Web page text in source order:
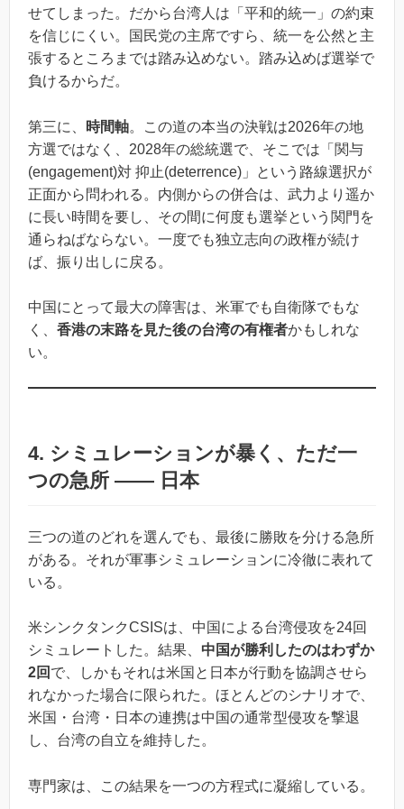
せてしまった。だから台湾人は「平和的統一」の約束
を信じにくい。国民党の主席ですら、統一を公然と主
張するところまでは踏み込めない。踏み込めば選挙で
負けるからだ。
第三に、 時間軸。この道の本当の決戦は2026年の地
方選ではなく、2028年の総統選で、そこでは「関与
(engagement)対 抑止(deterrence)」という路線選択が
正面から問われる。内側からの併合は、武力より遥か
に長い時間を要し、その間に何度も選挙という関門を
通らねばならない。一度でも独立志向の政権が続け
ば、振り出しに戻る。
中国にとって最大の障害は、米軍でも自衛隊でもな
く、 香港の末路を見た後の台湾の有権者かもしれな
い。
4. シミュレーションが暴く、ただ一
つの急所 ―― 日本
三つの道のどれを選んでも、最後に勝敗を分ける急所
がある。それが軍事シミュレーションに冷徹に表れて
いる。
米シンクタンクCSISは、中国による台湾侵攻を24回
シミュレートした。結果、 中国が勝利したのはわずか
2回 で、しかもそれは米国と日本が行動を協調させら
れなかった場合に限られた。ほとんどのシナリオで、
米国・台湾・日本の連携は中国の通常型侵攻を撃退
し、台湾の自立を維持した。
専門家は、この結果を一つの方程式に凝縮している。